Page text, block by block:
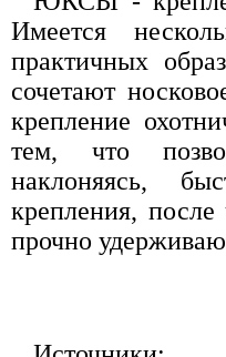
Имеется
практичных
сочетают
крепление
тем, что
наклоняясь,
крепления,
прочно